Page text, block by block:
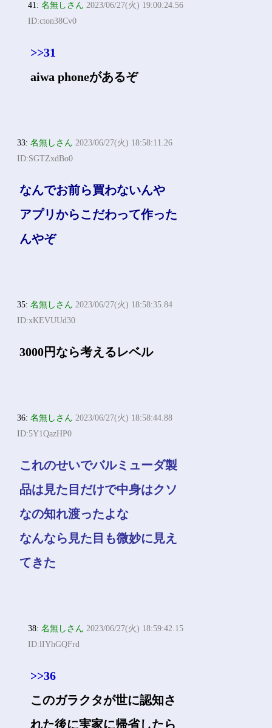
41:名無しさん 2023/06/27(火) 19:00:24.56
ID:cton38Cv0
>>31
aiwa phoneがあるぞ
33:名無しさん 2023/06/27(火) 18:58:11.26
ID:SGTZxdBo0
なんでお前ら買わないんや
アプリからこだわって作った
んやぞ
35:名無しさん 2023/06/27(火) 18:58:35.84
ID:xKEVUUd30
3000円なら考えるレベル
36:名無しさん 2023/06/27(火) 18:58:44.88
ID:5Y1QazHP0
これのせいでバルミューダ製
品は見た目だけで中身はクソ
なの知れ渡ったよな
なんなら見た目も微妙に見え
てきた
38:名無しさん 2023/06/27(火) 18:59:42.15
ID:lIYhGQFrd
>>36
このガラクタが世に認知さ
れた後に実家に帰省したら